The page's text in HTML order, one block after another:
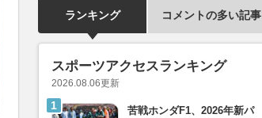
ランキング コメントの多い記事
スポーツアクセスランキング
2026.08.06更新
苦戦ホンダF1、2026年新パ